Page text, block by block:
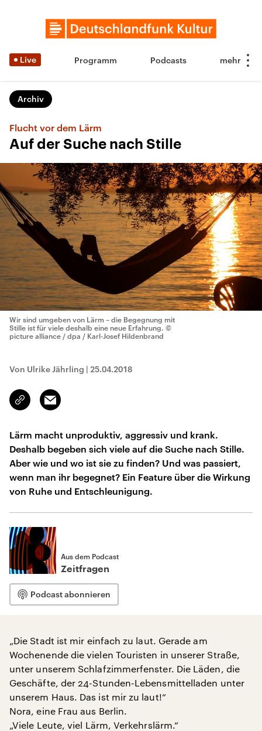
Live Programm Podcasts
Archiv
Flucht vor dem Lärm
Auf der Suche nach Stille
Wir sind umgeben von Lärm – die Begegnung mit
Stille ist für viele deshalb eine neue Erfahrung. ©
picture alliance / dpa / Karl-Josef Hildenbrand
Von Ulrike Jährling | 25.04.2018
Link
kopieren/teilen
Email
Lärm macht unproduktiv, aggressiv und krank.
Deshalb begeben sich viele auf die Suche nach Stille.
Aber wie und wo ist sie zu finden? Und was passiert,
wenn man ihr begegnet? Ein Feature über die Wirkung
von Ruhe und Entschleunigung.
Aus dem Podcast
Zeitfragen
Podcast abonnieren
„Die Stadt ist mir einfach zu laut. Gerade am
Wochenende die vielen Touristen in unserer Straße,
unter unserem Schlafzimmerfenster. Die Läden, die
Geschäfte, der 24-Stunden-Lebensmittelladen unter
unserem Haus. Das ist mir zu laut!“
Nora, eine Frau aus Berlin.
„Viele Leute, viel Lärm, Verkehrslärm.“